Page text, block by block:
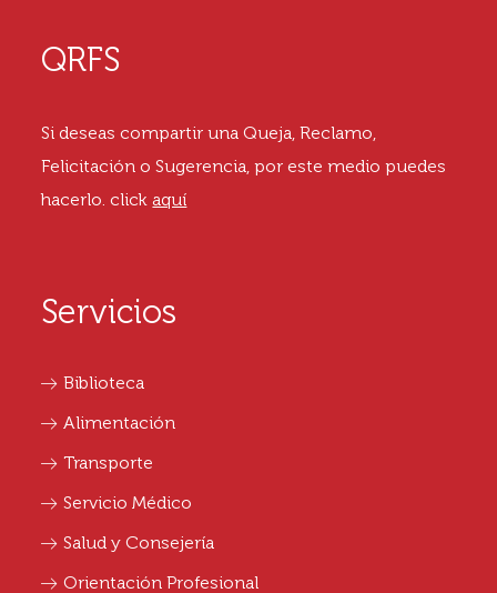
QRFS
Si deseas compartir una Queja, Reclamo,
Felicitación o Sugerencia, por este medio puedes
hacerlo. clickaquí
Servicios
Biblioteca
Alimentación
Transporte
Servicio Médico
Salud y Consejería
Orientación Profesional